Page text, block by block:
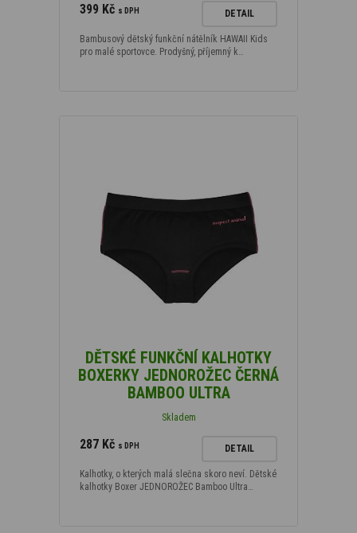
399 Kč s DPH DETAIL
Bambusový dětský funkční nátělník HAWAII Kids
pro malé sportovce. Prodyšný, příjemný k…
DĚTSKÉ FUNKČNÍ KALHOTKY
BOXERKY JEDNOROŽEC ČERNÁ
BAMBOO ULTRA
Skladem
287 Kč s DPH DETAIL
Kalhotky, o kterých malá slečna skoro neví. Dětské
kalhotky Boxer JEDNOROŽEC Bamboo Ultra…